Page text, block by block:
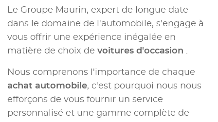
Le Groupe Maurin, expert de longue date
dans le domaine de l'automobile, s'engage à
vous offrir une expérience inégalée en
matière de choix de voitures d'occasion .
Nous comprenons l'importance de chaque
achat automobile, c'est pourquoi nous nous
efforçons de vous fournir un service
personnalisé et une gamme complète de